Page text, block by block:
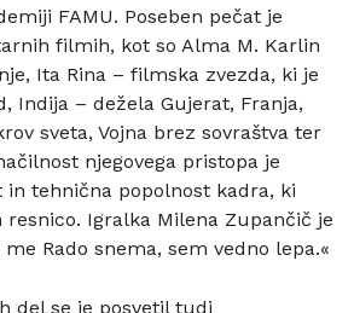
FAMU. Poseben pečat je
filmih, kot so Alma M. Karlin
Ita Rina – filmska zvezda, ki je
Indija – dežela Gujerat, Franja,
sveta, Vojna brez sovraštva ter
njegovega pristopa je
in tehnična popolnost kadra, ki
Igralka Milena Zupančič je
Rado snema, sem vedno lepa.«
del se je posvetil tudi